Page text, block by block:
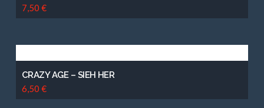
7,50 €
CRAZY AGE – SIEH HER
6,50 €